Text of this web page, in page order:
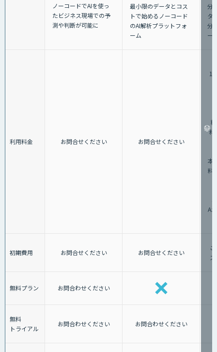
ノーコードでAIを使っ
たビジネス現場での予
測や判断が可能に
最小限のデータとコス
トで始めるノーコード
のAI解析プラットフォ
ーム
分
タ
分
ー
利用料金 お問合せください お問合せください
料
本
料
初期費用 お問合せください お問合せください
無料プラン お問合わせください
無料
トライアル
お問合わせください お問合わせください